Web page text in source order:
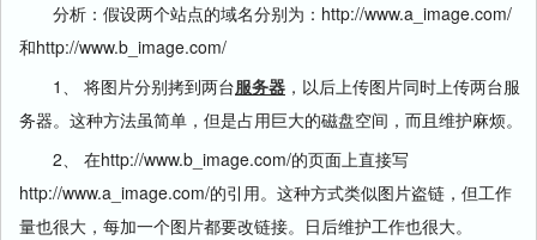
分析：假设两个站点的域名分别为：http://www.a_image.com/
和http://www.b_image.com/
1、 将图片分别拷到两台服务器 ，以后上传图片同时上传两台服
务器。这种方法虽简单，但是占用巨大的磁盘空间，而且维护麻烦。
2、 在http://www.b_image.com/的页面上直接写
http://www.a_image.com/的引用。这种方式类似图片盗链，但工作
量也很大，每加一个图片都要改链接。日后维护工作也很大。